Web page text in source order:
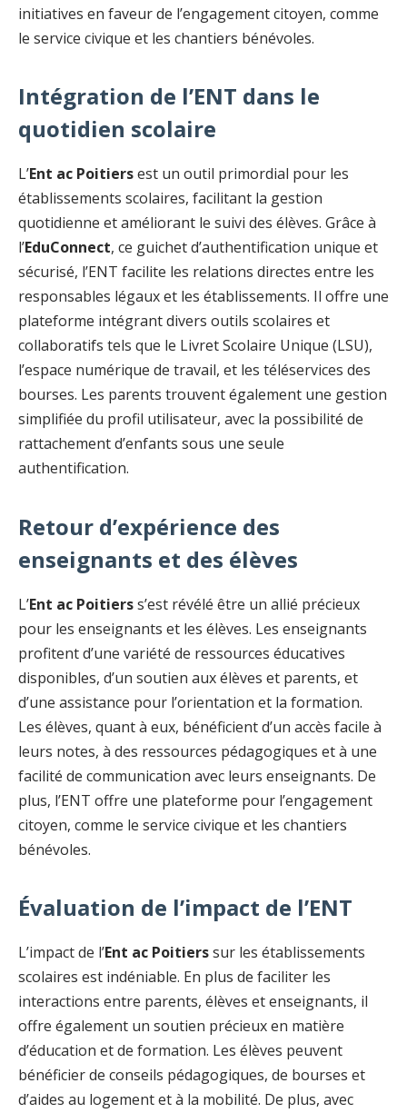
initiatives en faveur de l’engagement citoyen, comme
le service civique et les chantiers bénévoles.
Intégration de l’ENT dans le
quotidien scolaire
L’Ent ac Poitiersest un outil primordial pour les
établissements scolaires, facilitant la gestion
quotidienne et améliorant le suivi des élèves. Grâce à
l’EduConnect, ce guichet d’authentification unique et
sécurisé, l’ENT facilite les relations directes entre les
responsables légaux et les établissements. Il offre une
plateforme intégrant divers outils scolaires et
collaboratifs tels que le Livret Scolaire Unique (LSU),
l’espace numérique de travail, et les téléservices des
bourses. Les parents trouvent également une gestion
simplifiée du profil utilisateur, avec la possibilité de
rattachement d’enfants sous une seule
authentification.
Retour d’expérience des
enseignants et des élèves
L’Ent ac Poitierss’est révélé être un allié précieux
pour les enseignants et les élèves. Les enseignants
profitent d’une variété de ressources éducatives
disponibles, d’un soutien aux élèves et parents, et
d’une assistance pour l’orientation et la formation.
Les élèves, quant à eux, bénéficient d’un accès facile à
leurs notes, à des ressources pédagogiques et à une
facilité de communication avec leurs enseignants. De
plus, l’ENT offre une plateforme pour l’engagement
citoyen, comme le service civique et les chantiers
bénévoles.
Évaluation de l’impact de l’ENT
L’impact de l’Ent ac Poitierssur les établissements
scolaires est indéniable. En plus de faciliter les
interactions entre parents, élèves et enseignants, il
offre également un soutien précieux en matière
d’éducation et de formation. Les élèves peuvent
bénéficier de conseils pédagogiques, de bourses et
d’aides au logement et à la mobilité. De plus, avec